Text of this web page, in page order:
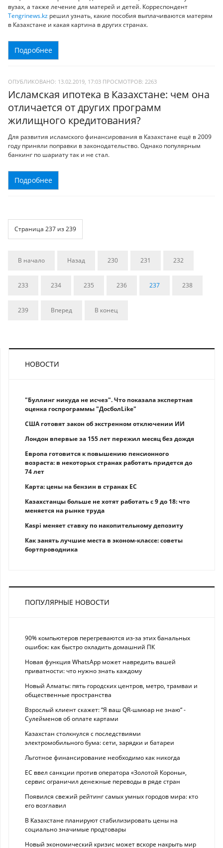
вузах, а также лечение для матерей и детей. Корреспондент
Tengrinews.kz решил узнать, какие пособия выплачиваются матерям
в Казахстане и какая картина в других странах.
Подробнее
ОПУБЛИКОВАНО: 13.02.2019, 17:03 ПРОСМОТРОВ: 2263
Исламская ипотека в Казахстане: чем она
отличается от других программ
жилищного кредитования?
Для развития исламского финансирования в Казахстане ещё в 2009
году приняли поправки в законодательство. Однако популярным
банкинг по шариату так и не стал.
Подробнее
Страница 237 из 239
В начало Назад 230 231 232
233 234 235 236 237 238
239 Вперед В конец
НОВОСТИ
"Буллинг никуда не исчез". Что показала экспертная
оценка госпрограммы "ДосболLike"
США готовят закон об экстренном отключении ИИ
Лондон впервые за 155 лет пережил месяц без дождя
Европа готовится к повышению пенсионного
возраста: в некоторых странах работать придется до
74 лет
Карта: цены на бензин в странах ЕС
Казахстанцы больше не хотят работать с 9 до 18: что
меняется на рынке труда
Kaspi меняет ставку по накопительному депозиту
Как занять лучшие места в эконом-классе: советы
бортпроводника
ПОПУЛЯРНЫЕ НОВОСТИ
90% компьютеров перегреваются из-за этих банальных
ошибок: как быстро охладить домашний ПК
Новая функция WhatsApp может навредить вашей
приватности: что нужно знать каждому
Новый Алматы: пять городских центров, метро, трамваи и
общественные пространства
Взрослый клиент скажет: “Я ваш QR-шмюар не знаю“ -
Сулейменов об оплате картами
Казахстан столкнулся с последствиями
электромобильного бума: сети, зарядки и батареи
Льготное финансирование необходимо как никогда
ЕС ввел санкции против оператора «Золотой Короны»,
сервис ограничил денежные переводы в ряде стран
Появился свежий рейтинг самых умных городов мира: кто
его возглавил
В Казахстане планируют стабилизировать цены на
социально значимые продтовары
Новый экономический кризис может вскоре накрыть мир